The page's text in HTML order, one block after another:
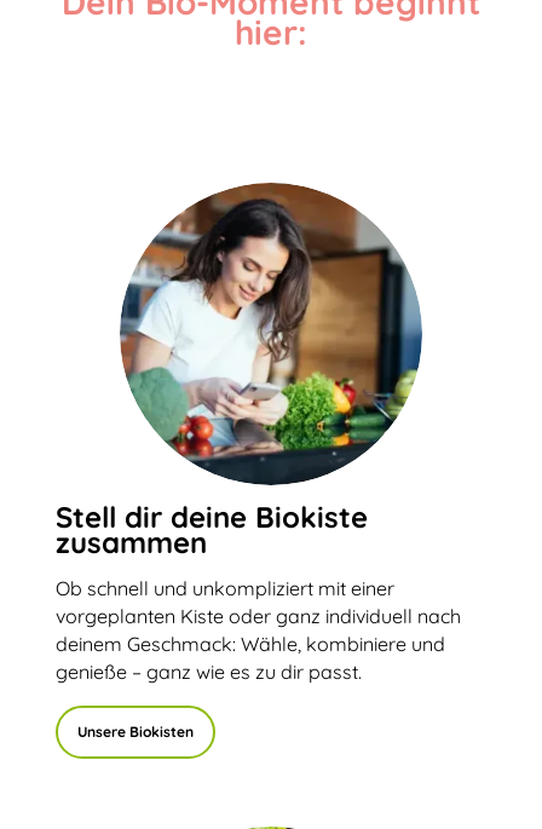
hier:
Stell dir deine Biokiste
zusammen
Ob schnell und unkompliziert mit einer
vorgeplanten Kiste oder ganz individuell nach
deinem Geschmack: Wähle, kombiniere und
genieße – ganz wie es zu dir passt.
Unsere Biokisten